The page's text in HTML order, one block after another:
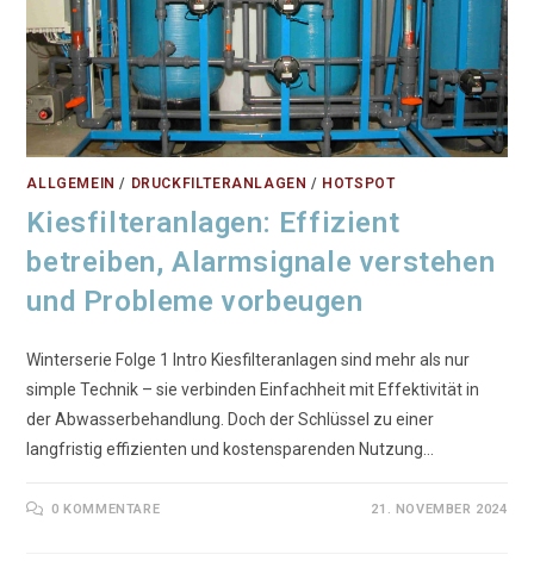
ALLGEMEIN / DRUCKFILTERANLAGEN / HOTSPOT
Kiesfilteranlagen: Effizient
betreiben, Alarmsignale verstehen
und Probleme vorbeugen
Winterserie Folge 1 Intro Kiesfilteranlagen sind mehr als nur
simple Technik – sie verbinden Einfachheit mit Effektivität in
der Abwasserbehandlung. Doch der Schlüssel zu einer
langfristig effizienten und kostensparenden Nutzung…
0 KOMMENTARE 21. NOVEMBER 2024